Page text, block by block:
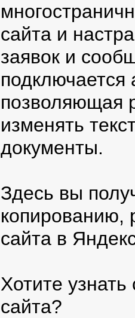
сайта и
заявок и
позволяющая
изменять
документы.
Здесь вы
копированию,
сайта в
Хотите узнать
сайта?